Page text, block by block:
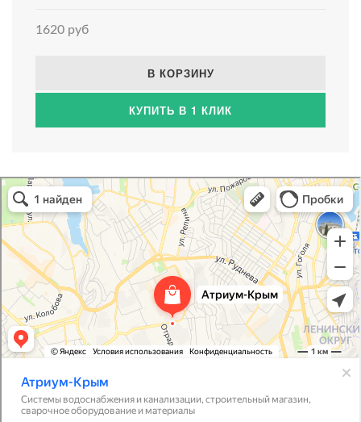
1620 руб
В КОРЗИНУ
КУПИТЬ В 1 КЛИК
Атриум-Крым
Системы водоснабжения, отопления, канализации в Севастополе
Снабжение строительных объектов в Севастополе